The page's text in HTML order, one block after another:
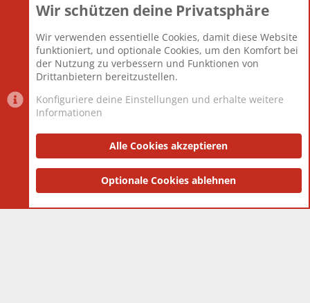
Themen
Mitglieder
12.427
Neuestes Mitglied
Berlin
Datenschutzerklärung Impressum
Community platform by XenForo® © 2010-2025 XenForo Ltd.
and add-ons by ThemeHouse
Wir schützen deine Privatsphäre
Wir verwenden essentielle Cookies, damit diese Website
funktioniert, und optionale Cookies, um den Komfort bei
der Nutzung zu verbessern und Funktionen von
Drittanbietern bereitzustellen.
Konfiguriere deine Einstellungen und erhalte weitere
Informationen
Alle Cookies akzeptieren
Optionale Cookies ablehnen